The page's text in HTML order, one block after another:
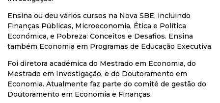
Ensina ou deu vários cursos na Nova SBE, incluindo
Finanças Públicas, Microeconomia, Ética e Política
Económica, e Pobreza: Conceitos e Desafios. Ensina
também Economia em Programas de Educação Executiva.
Foi diretora académica do Mestrado em Economia, do
Mestrado em Investigação, e do Doutoramento em
Economia. Atualmente faz parte do comité de gestão do
Doutoramento em Economia e Finanças.